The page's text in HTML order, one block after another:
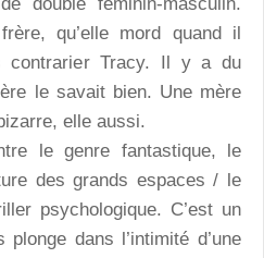
qu’elle mord quand il
contrarier Tracy. Il y a du
le savait bien. Une mère
elle aussi.
le genre fantastique, le
des grands espaces / le
psychologique. C’est un
dans l’intimité d’une